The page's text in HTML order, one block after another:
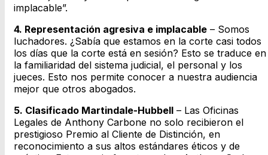
implacable”.
4. Representación agresiva e implacable – Somos
luchadores. ¿Sabía que estamos en la corte casi todos
los días que la corte está en sesión? Esto se traduce en
la familiaridad del sistema judicial, el personal y los
jueces. Esto nos permite conocer a nuestra audiencia
mejor que otros abogados.
5. Clasificado Martindale-Hubbell – Las Oficinas
Legales de Anthony Carbone no solo recibieron el
prestigioso Premio al Cliente de Distinción, en
reconocimiento a sus altos estándares éticos y de